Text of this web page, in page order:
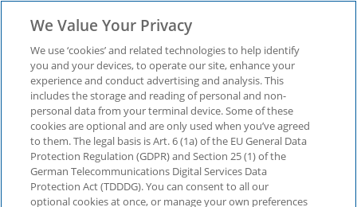
Instant Payments und
Sanktions-Screening:
Neue Anforderungen
We Value Your Privacy
We use ‘cookies’ and related technologies to help identify
you and your devices, to operate our site, enhance your
experience and conduct advertising and analysis. This
includes the storage and reading of personal and non-
personal data from your terminal device. Some of these
cookies are optional and are only used when you’ve agreed
to them. The legal basis is Art. 6 (1a) of the EU General Data
Protection Regulation (GDPR) and Section 25 (1) of the
German Telecommunications Digital Services Data
Protection Act (TDDDG). You can consent to all our
optional cookies at once, or manage your own preferences